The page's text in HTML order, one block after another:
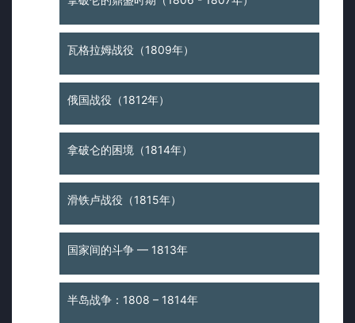
瓦格拉姆战役（1809年）
俄国战役（1812年）
拿破仑的困境（1814年）
滑铁卢战役（1815年）
国家间的斗争 — 1813年
半岛战争：1808 – 1814年